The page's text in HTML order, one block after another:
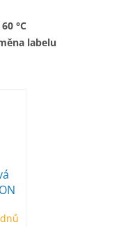
°C
labelu